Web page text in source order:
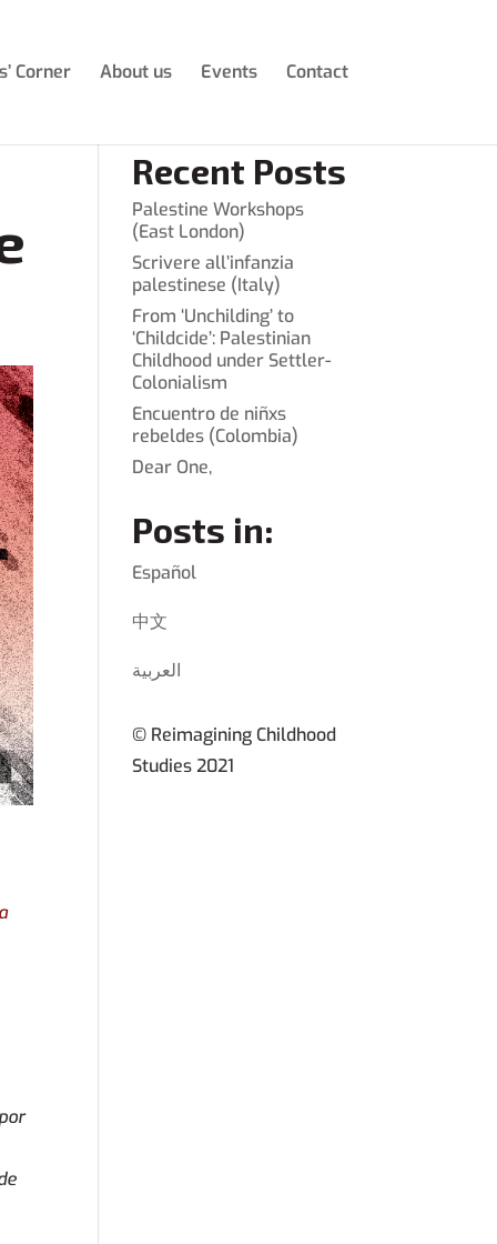
Corner About us Events Contact
Recent Posts
Palestine Workshops
(East London)
Scrivere all’infanzia
palestinese (Italy)
From ‘Unchilding’ to
‘Childcide’: Palestinian
Childhood under Settler-
Colonialism
Encuentro de niñxs
rebeldes (Colombia)
Dear One,
Posts in:
Español
中文
العربية
© Reimagining Childhood
Studies 2021